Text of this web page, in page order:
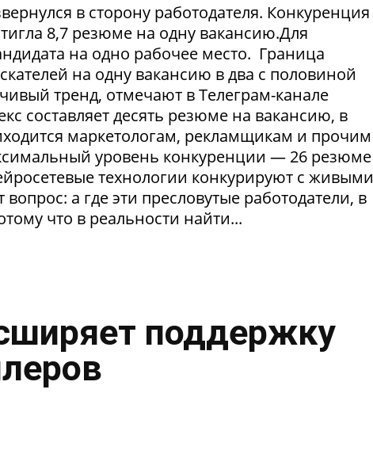
в сторону работодателя. Конкуренция
8,7 резюме на одну вакансию.Для
на одно рабочее место. Граница
на одну вакансию в два с половиной
тренд, отмечают в Телеграм-канале
составляет десять резюме на вакансию, в
маркетологам, рекламщикам и прочим
уровень конкуренции — 26 резюме
технологии конкурируют с живыми
а где эти пресловутые работодатели, в
что в реальности найти...
поддержку